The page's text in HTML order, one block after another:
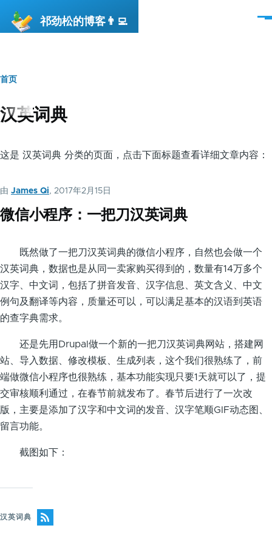
祁劲松的博客👨‍💻
菜
面
包
屑
首页
汉英词典
这是 汉英词典 分类的页面，点击下面标题查看详细文章内容：
由 James Qi, 2017年2月15日
微信小程序：一把刀汉英词典
既然做了一把刀汉英词典的微信小程序，自然也会做一个
汉英词典，数据也是从同一卖家购买得到的，数量有14万多个
汉字、中文词，包括了拼音发音、汉字信息、英文含义、中文
例句及翻译等内容，质量还可以，可以满足基本的汉语到英语
的查字典需求。
还是先用Drupal做一个新的一把刀汉英词典网站，搭建网
站、导入数据、修改模板、生成列表，这个我们很熟练了，前
端做微信小程序也很熟练，基本功能实现只要1天就可以了，提
交审核顺利通过，在春节前就发布了。春节后进行了一次改
版，主要是添加了汉字和中文词的发音、汉字笔顺GIF动态图、
留言功能。
截图如下：
汉英词典